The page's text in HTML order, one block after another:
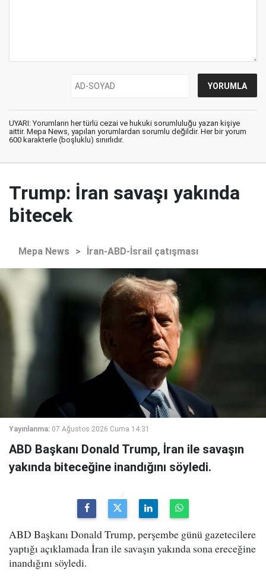
UYARI: Yorumların her türlü cezai ve hukuki sorumluluğu yazan kişiye
aittir. Mepa News, yapılan yorumlardan sorumlu değildir. Her bir yorum
600 karakterle (boşluklu) sınırlıdır.
Trump: İran savaşı yakında
bitecek
Mepa News > İran-ABD-İsrail çatışması
Yayınlanma: 07 Ağustos 2026 Cuma 14:31
ABD Başkanı Donald Trump, İran ile savaşın
yakında biteceğine inandığını söyledi.
ABD Başkanı Donald Trump, perşembe günü gazetecilere
yaptığı açıklamada İran ile savaşın yakında sona ereceğine
inandığını söyledi.